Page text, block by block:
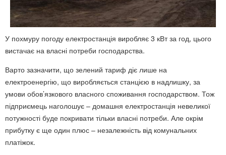
У похмуру погоду електростанція виробляє 3 кВт за год, цього
вистачає на власні потреби господарства.
Варто зазначити, що зелений тариф діє лише на
електроенергію, що виробляється станцією в надлишку, за
умови обов’язкового власного споживання господарством. Тож
підприємець наголошує – домашня електростанція невеликої
потужності буде покривати тільки власні потреби. Але окрім
прибутку є ще один плюс – незалежність від комунальних
платіжок.